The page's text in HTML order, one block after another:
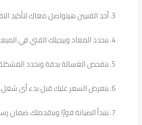
أحد الفنيين هيتواصل معاك لتأكيد
بنحدد المعاد وبيجيلك الفني في
بنفحص الغسالة بدقة ونحدد
بنعرض السعر عليك قبل بدء أي شغل.
بنبدأ الصيانة فورًا وبنقدملك ضمان